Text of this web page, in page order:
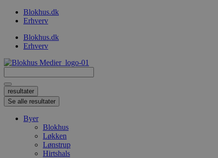
VidereBlokhus.dk
Erhverv
Blokhus.dk
Erhverv
...
resultater
Se alle resultater
Byer
Blokhus
Løkken
Lønstrup
Hirtshals